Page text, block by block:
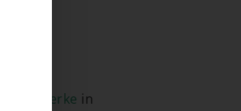
in